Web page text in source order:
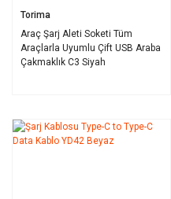
Torima
Araç Şarj Aleti Soketi Tüm
Araçlarla Uyumlu Çift USB Araba
Çakmaklık C3 Siyah